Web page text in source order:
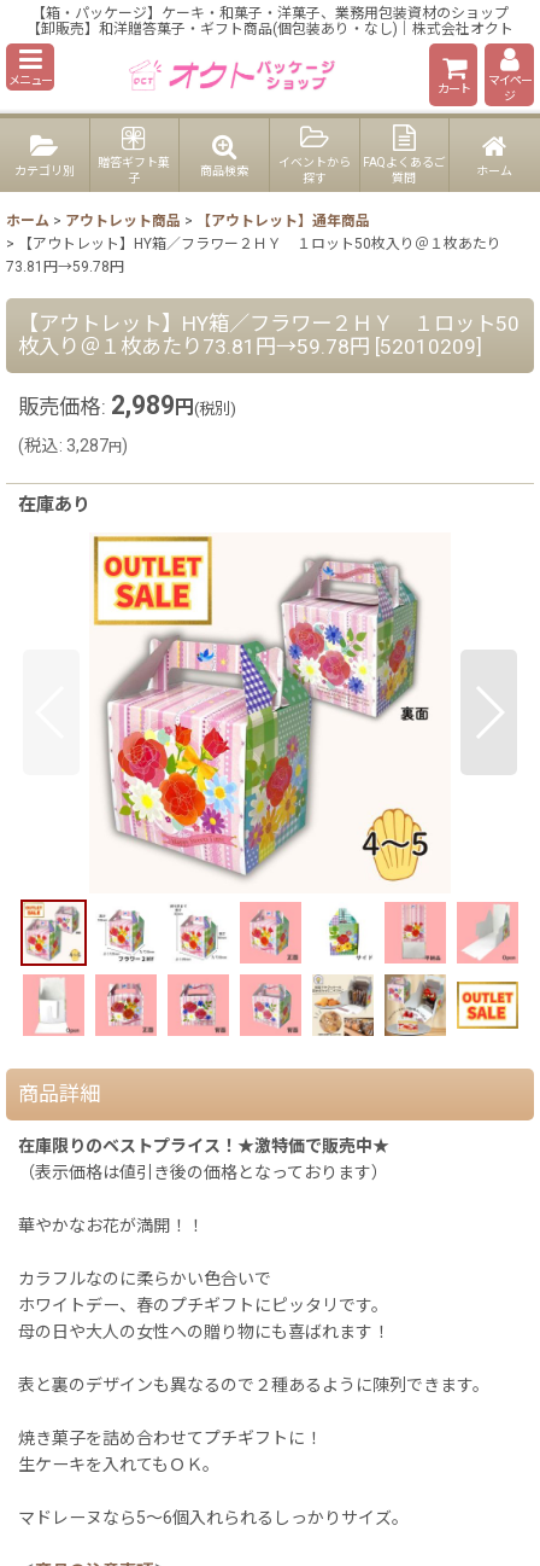
【箱・パッケージ】ケーキ・和菓子・洋菓子、業務用包装資材のショップ
【卸販売】和洋贈答菓子・ギフト商品(個包装あり・なし)｜株式会社オクト
メニュー
カート
マイペー
ジ
カテゴリ別
贈答ギフト菓
子
商品検索
イベントから
探す
FAQよくあるご
質問
ホーム
ホーム > アウトレット商品 >
【アウトレット】通年商品
>
【アウトレット】HY箱／フラワー２ＨＹ １ロット50枚入り＠１枚あたり
73.81円→59.78円
【アウトレット】HY箱／フラワー２ＨＹ １ロット50
枚入り＠１枚あたり73.81円→59.78円 [52010209]
販売価格: 2,989 円 (税別)
(税込: 3,287円)
在庫あり
商品詳細
在庫限りのベストプライス！★激特価で販売中★
（表示価格は値引き後の価格となっております）
華やかなお花が満開！！
カラフルなのに柔らかい色合いで
ホワイトデー、春のプチギフトにピッタリです。
母の日や大人の女性への贈り物にも喜ばれます！
表と裏のデザインも異なるので２種あるように陳列できます。
焼き菓子を詰め合わせてプチギフトに！
生ケーキを入れてもＯＫ。
マドレーヌなら5〜6個入れられるしっかりサイズ。